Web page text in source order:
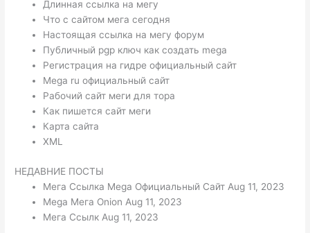
Длинная ссылка на мегу
Что с сайтом мега сегодня
Настоящая ссылка на мегу форум
Публичный pgp ключ как создать mega
Регистрация на гидре официальный сайт
Mega ru официальный сайт
Рабочий сайт меги для тора
Как пишется сайт меги
Карта сайта
XML
НЕДАВНИЕ ПОСТЫ
Мега Ссылка Mega Официальный Сайт Aug 11, 2023
Mega Мега Onion Aug 11, 2023
Мега Ссылк Aug 11, 2023